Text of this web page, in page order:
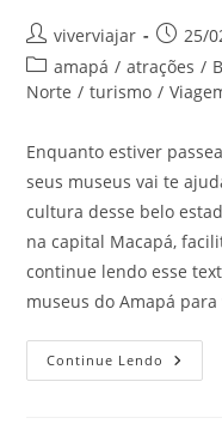
Autor
do
post:
viverviajar
Post25/
Categoria
do
amapá / atrações /
Norte / turismo /
Enquanto estiver
seus museus vai te
cultura desse belo
na capital Macapá,
continue lendo esse
museus do Amapá para
Continue Lendo Museus
No